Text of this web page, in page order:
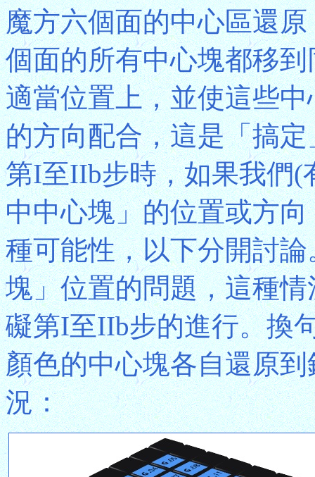
魔方六個面的中心區還
個面的所有中心塊都移
適當位置上，並使這些
的方向配合，這是「搞
第I至IIb步時，如果我們(
中中心塊」的位置或方
種可能性，以下分開討
塊」位置的問題，這種
礙第I至IIb步的進行。換
顏色的中心塊各自還原
況：